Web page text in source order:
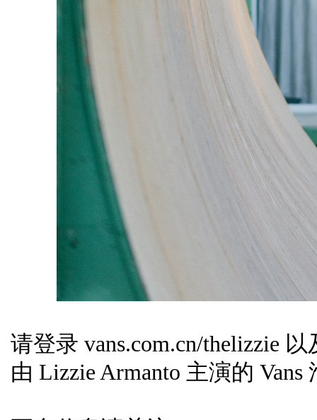
请登录 vans.com.cn/thelizzie
由 Lizzie Armanto 主演的 Vans